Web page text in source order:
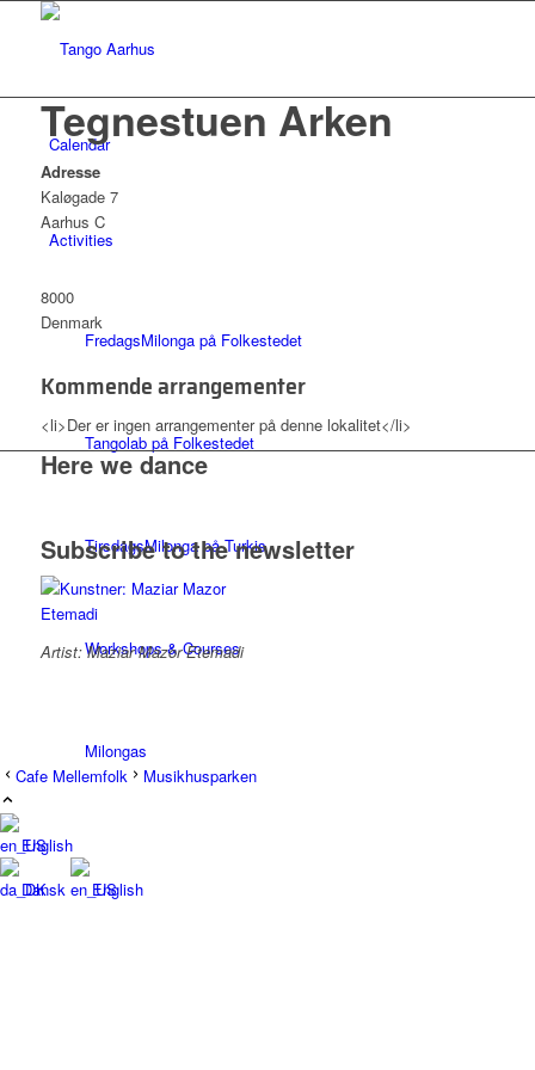
Calendar
Activities
FredagsMilonga på Folkestedet
Tangolab på Folkestedet
TirsdagsMilonga på Turkis
Workshops & Courses
Milongas
TangoSpirer
Tegnestuen Arken
Adresse
Kaløgade 7
Aarhus C
8000
Denmark
Kommende arrangementer
<li>Der er ingen arrangementer på denne lokalitet</li>
Here we dance
Subscribe to the newsletter
Artist: Maziar Mazor Etemadi
Cafe Mellemfolk Musikhusparken
English
Dansk
English